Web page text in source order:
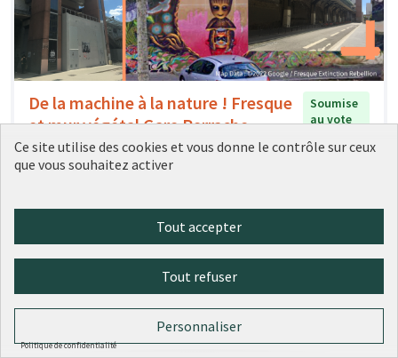
De la machine à la nature ! Fresque
et mur végétal Gare Perrache
Soumise
au vote
Conseil de quartier Confluence Perrache
0 1
Ce site utilise des cookies et vous donne le contrôle sur ceux
que vous souhaitez activer
Tout accepter
Tout refuser
Personnaliser
Politique de confidentialité